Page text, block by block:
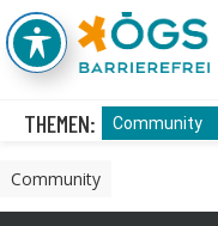
THEMEN: Community
Community